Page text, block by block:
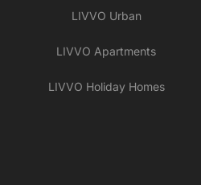
LIVVO Urban
LIVVO Apartments
LIVVO Holiday Homes